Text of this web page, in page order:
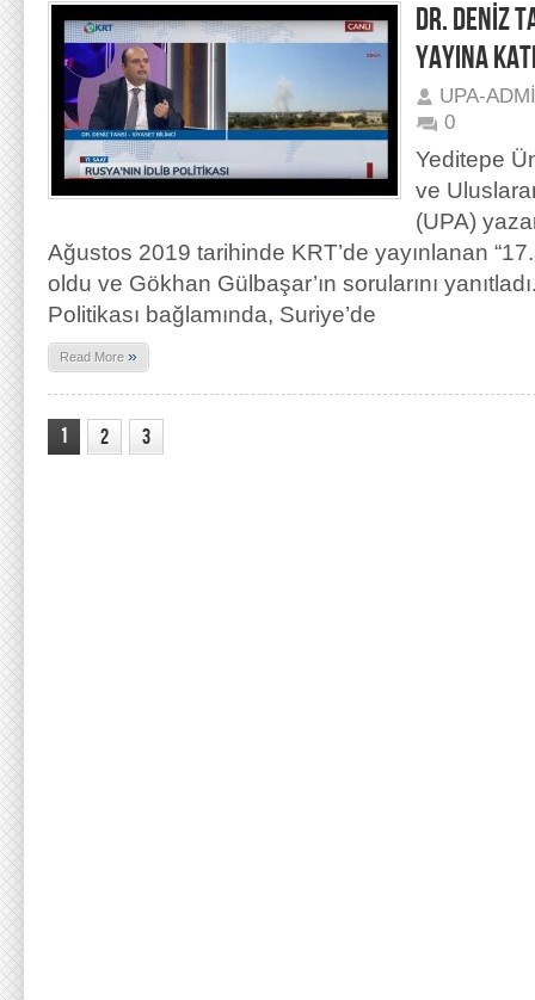
DR. DENİZ
YAYINA
UPA-
0
Yeditepe
ve
(UPA)
Ağustos 2019 tarihinde KRT’de yayınlanan
oldu ve Gökhan Gülbaşar’ın sorularını
Politikası bağlamında, Suriye’de
Read More »
1 2 3